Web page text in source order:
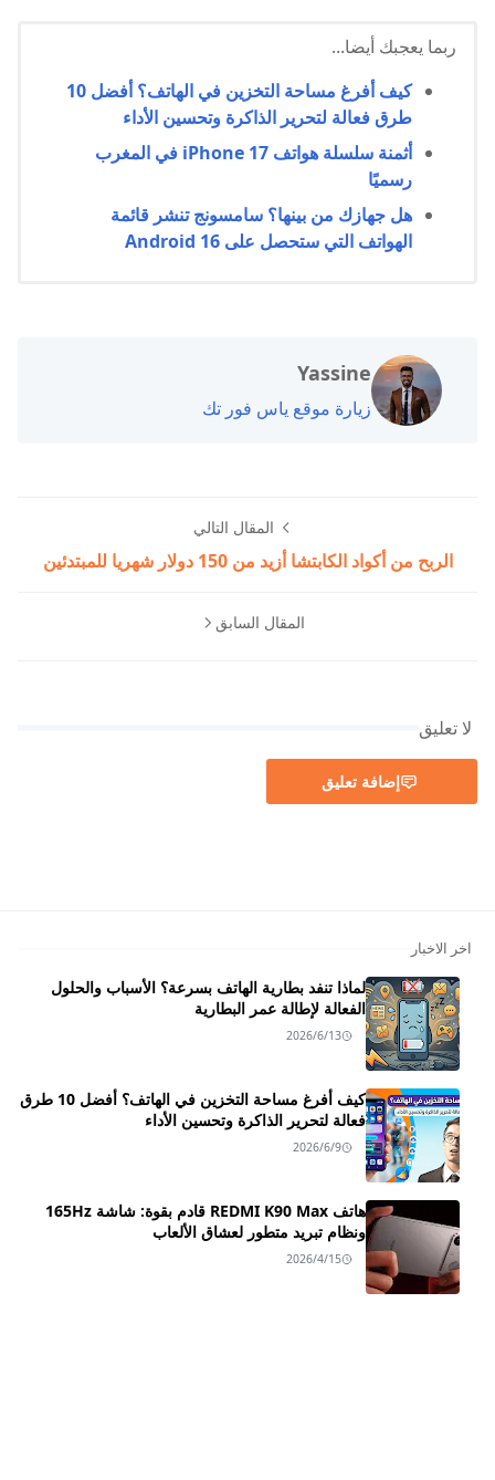
ربما يعجبك أيضا...
كيف أفرغ مساحة التخزين في الهاتف؟ أفضل 10
طرق فعالة لتحرير الذاكرة وتحسين الأداء
أثمنة سلسلة هواتف iPhone 17 في المغرب
رسميًا
هل جهازك من بينها؟ سامسونج تنشر قائمة
الهواتف التي ستحصل على Android 16
Yassine
زيارة موقع ياس فور تك
المقال التالي
الربح من أكواد الكابتشا أزيد من 150 دولار شهريا للمبتدئين
المقال السابق
لا تعليق
إضافة تعليق
اخر الاخبار
لماذا تنفد بطارية الهاتف بسرعة؟ الأسباب والحلول
الفعالة لإطالة عمر البطارية
2026/6/13
كيف أفرغ مساحة التخزين في الهاتف؟ أفضل 10 طرق
فعالة لتحرير الذاكرة وتحسين الأداء
2026/6/9
هاتف REDMI K90 Max قادم بقوة: شاشة 165Hz
ونظام تبريد متطور لعشاق الألعاب
2026/4/15